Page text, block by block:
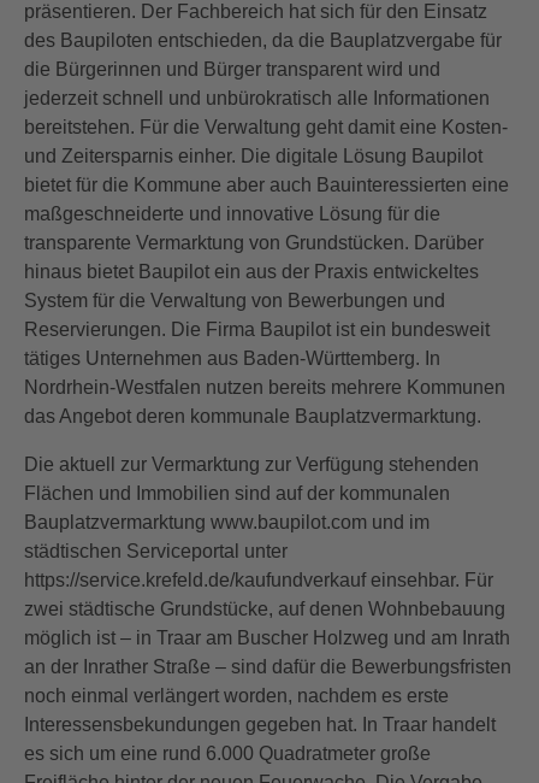
präsentieren. Der Fachbereich hat sich für den Einsatz
des Baupiloten entschieden, da die Bauplatzvergabe für
die Bürgerinnen und Bürger transparent wird und
jederzeit schnell und unbürokratisch alle Informationen
bereitstehen. Für die Verwaltung geht damit eine Kosten-
und Zeitersparnis einher. Die digitale Lösung Baupilot
bietet für die Kommune aber auch Bauinteressierten eine
maßgeschneiderte und innovative Lösung für die
transparente Vermarktung von Grundstücken. Darüber
hinaus bietet Baupilot ein aus der Praxis entwickeltes
System für die Verwaltung von Bewerbungen und
Reservierungen. Die Firma Baupilot ist ein bundesweit
tätiges Unternehmen aus Baden-Württemberg. In
Nordrhein-Westfalen nutzen bereits mehrere Kommunen
das Angebot deren kommunale Bauplatzvermarktung.
Die aktuell zur Vermarktung zur Verfügung stehenden
Flächen und Immobilien sind auf der kommunalen
Bauplatzvermarktung www.baupilot.com und im
städtischen Serviceportal unter
https://service.krefeld.de/kaufundverkauf einsehbar. Für
zwei städtische Grundstücke, auf denen Wohnbebauung
möglich ist – in Traar am Buscher Holzweg und am Inrath
an der Inrather Straße – sind dafür die Bewerbungsfristen
noch einmal verlängert worden, nachdem es erste
Interessensbekundungen gegeben hat. In Traar handelt
es sich um eine rund 6.000 Quadratmeter große